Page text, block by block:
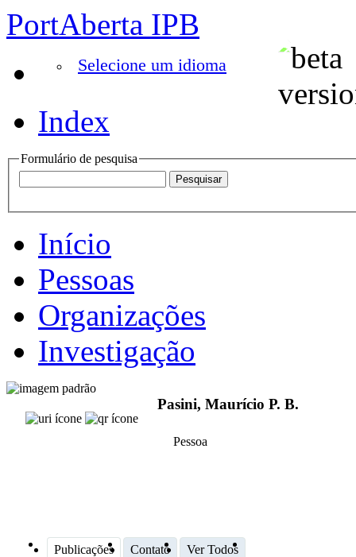
PortAberta IPB
Selecione um idioma
Index
Formulário de pesquisa
Início
Pessoas
Organizações
Investigação
Pasini, Maurício P. B.
Pessoa
Publicações Contato Ver Todos